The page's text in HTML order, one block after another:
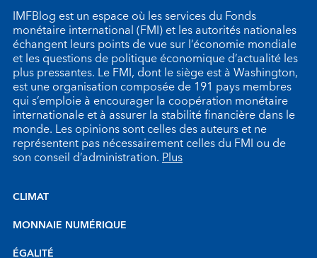
IMFBlog est un espace où les services du Fonds
monétaire international (FMI) et les autorités nationales
échangent leurs points de vue sur l’économie mondiale
et les questions de politique économique d’actualité les
plus pressantes. Le FMI, dont le siège est à Washington,
est une organisation composée de 191 pays membres
qui s’emploie à encourager la coopération monétaire
internationale et à assurer la stabilité financière dans le
monde. Les opinions sont celles des auteurs et ne
représentent pas nécessairement celles du FMI ou de
son conseil d’administration.Plus
CLIMAT
MONNAIE NUMÉRIQUE
ÉGALITÉ